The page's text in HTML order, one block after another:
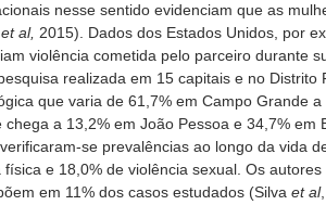
nesse sentido evidenciam que as
et al, 2015). Dados dos Estados Unidos, por
violência cometida pelo parceiro durante
realizada em 15 capitais e no
que varia de 61,7% em Campo Grande
chega a 13,2% em João Pessoa e 34,7% em
se prevalências ao longo da vida
física e 18,0% de violência sexual. Os
em 11% dos casos estudados (Silva et al